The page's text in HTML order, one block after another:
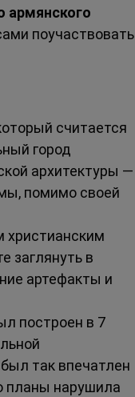
армянского
поучаствовать
считается
город
архитектуры —
помимо своей
заглянуть в
артефакты и
построен в 7
так впечатлен
планы нарушила